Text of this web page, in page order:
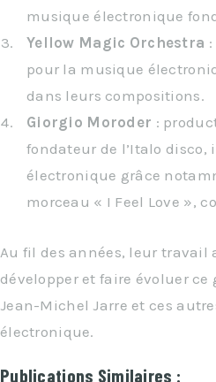
musique électronique
Yellow Magic Orchestra
pour la musique
dans leurs compositions.
Giorgio Moroder :
fondateur de l’Italo
électronique grâce
morceau « I Feel Love »,
Au fil des années, leur travail
développer et faire évoluer
Jean-Michel Jarre et ces
électronique.
Publications Similaires :